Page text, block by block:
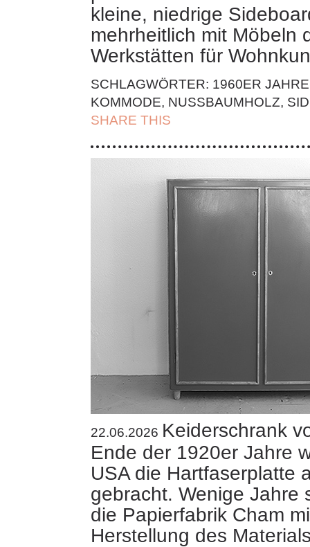
kleine, niedrige
mehrheitlich mit Möbeln
Werkstätten für
SCHLAGWÖRTER: 1960ER JAHRE
KOMMODE, NUSSBAUMHOLZ,
SHARE THIS
22.06.2026 Keiderschrank
Ende der 1920er Jahre
USA die Hartfaserplatte
gebracht. Wenige Jahre
die Papierfabrik Cham
Herstellung des